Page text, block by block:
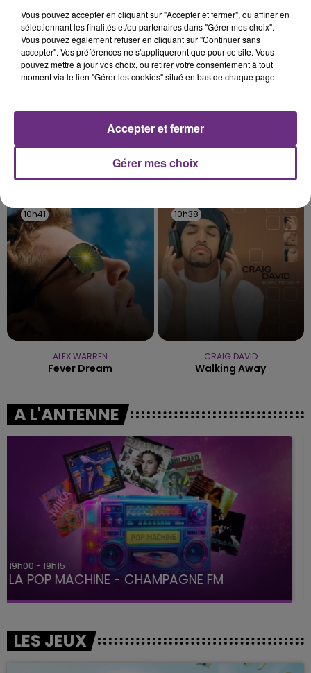
10h47
10h47
Les Nouveaux Soleils
10h44
10h44
RIHANNA FEAT. CALVIN HARRIS
We Found Love
10h41
10h41
ALEX WARREN
Fever Dream
10h38
10h38
CRAIG DAVID
Walking Away
A L'ANTENNE
19h15 - 20h00
LA RADIO POP
LES JEUX
Vous pouvez accepter en cliquant sur "Accepter et fermer", ou affiner en
sélectionnant les finalités et/ou partenaires dans "Gérer mes choix".
Vous pouvez également refuser en cliquant sur "Continuer sans
accepter". Vos préférences ne s'appliqueront que pour ce site. Vous
pouvez mettre à jour vos choix, ou retirer votre consentement à tout
moment via le lien "Gérer les cookies" situé en bas de chaque page.
Gérer mes choix
Accepter et fermer